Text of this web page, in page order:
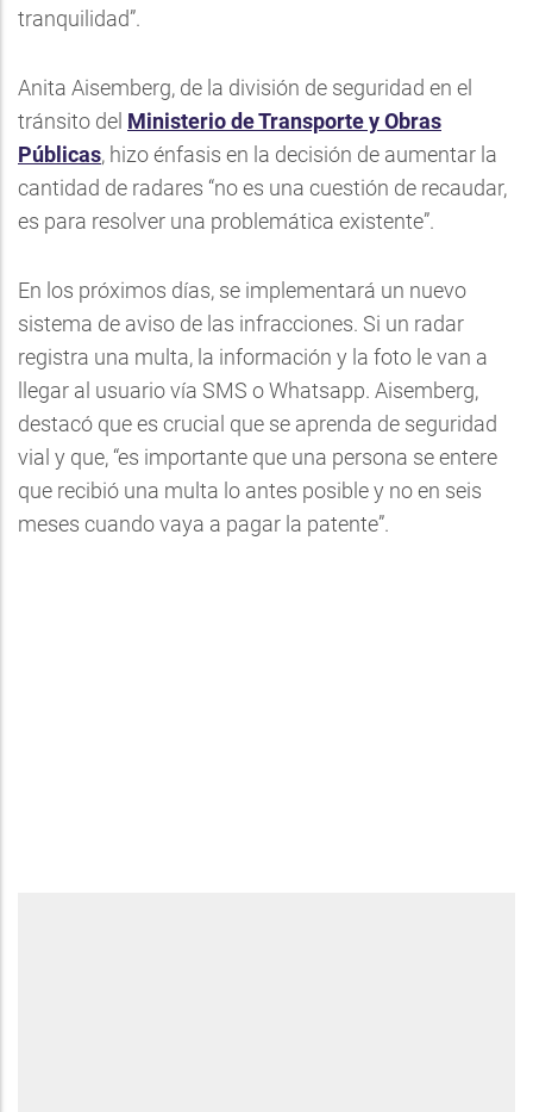
tranquilidad”.
Anita Aisemberg, de la división de seguridad en el
tránsito del Ministerio de Transporte y Obras
Públicas, hizo énfasis en la decisión de aumentar la
cantidad de radares “no es una cuestión de recaudar,
es para resolver una problemática existente”.
En los próximos días, se implementará un nuevo
sistema de aviso de las infracciones. Si un radar
registra una multa, la información y la foto le van a
llegar al usuario vía SMS o Whatsapp. Aisemberg,
destacó que es crucial que se aprenda de seguridad
vial y que, “es importante que una persona se entere
que recibió una multa lo antes posible y no en seis
meses cuando vaya a pagar la patente”.